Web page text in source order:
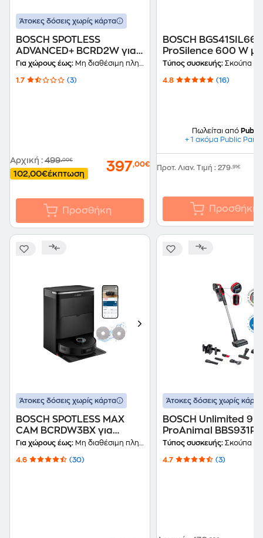
Άτοκες δόσεις χωρίς κάρτα
BOSCH SPOTLESS
ADVANCED+ BCRD2W για
Σκούπισμα και
Σκούπα Ρομπότ
Για χώρους έως: Μη διαθέσιμη πληροφορία
1.7 (3)
Αρχική : 499,00€
102,00€έκπτωση 397,00€
Προσθήκη
BOSCH BGS41SIL66
ProSilence 600 W
2.4 L Μαύρη
Τύπος συσκευής: Σκούπα
4.8 (16)
Πωλείται από Public
+ 1 ακόμα Public
Προτ. Λιαν. Τιμή : 279,91€
Προσθήκη
Άτοκες δόσεις χωρίς κάρτα
BOSCH SPOTLESS MAX
CAM BCRDW3BX για
Σκούπισμα και
Σκούπα Ρομπότ
Για χώρους έως: Μη διαθέσιμη πληροφορία
4.6 (30)
Άτοκες δόσεις χωρίς κάρτα
BOSCH Unlimited 9
ProAnimal
0.4 L Κόκκινη
Τύπος συσκευής: Σκούπα
4.7 (3)